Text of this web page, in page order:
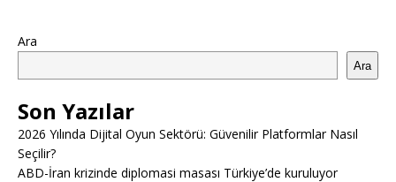
Ara
Ara
Son Yazılar
2026 Yılında Dijital Oyun Sektörü: Güvenilir Platformlar Nasıl
Seçilir?
ABD-İran krizinde diplomasi masası Türkiye’de kuruluyor